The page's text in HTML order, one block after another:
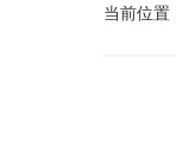
当前位置